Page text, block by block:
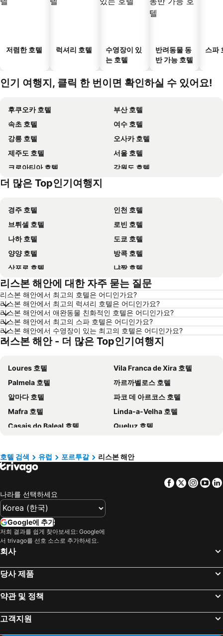
저렴한 호텔 럭셔리 호텔
수영장이 있
는 호텔
반려동물 동
반 가능 호텔
스파
인기 여행지, 클릭 한 번이면 확인하실 수 있어요!
후쿠오카 호텔
부산 호텔
속초 호텔
여수 호텔
강릉 호텔
오사카 호텔
제주도 호텔
서울 호텔
크로아티아 호텔
강원도 호텔
괌 호텔
더 많은 Top인기여행지
경주 호텔
인천 호텔
브뤼셀 호텔
로빈 호텔
나하 호텔
도쿄 호텔
양양 호텔
방콕 호텔
삿포로 호텔
냐짱 호텔
나고야 호텔
대전 호텔
제주시 호텔
다낭 호텔
삼척 호텔
평창 호텔
고성 호텔
목포 호텔
오키나와 호텔
산토리니섬 호텔
보홀 호텔
한국 호텔
타이페이 호텔
타이중 호텔
경기도 호텔
유럽 호텔
경상남도 호텔
보라카이 호텔
크레타 섬 호텔
Paris 호텔
밀로섬 호텔
크로아티아 해안 호텔
대만 호텔
리스본 해안에 대한 자주 묻는 질문
리스본 해안에서 최고의 호텔은 어디인가요?
리스본 해안에서 최고의 럭셔리 호텔은 어디인가요?
리스본 해안에서 애완동물 친화적인 호텔은 어디인가요?
리스본 해안에서 최고의 스파 호텔은 어디인가요?
리스본 해안에서 수영장이 있는 최고의 호텔은 어디인가요?
리스본 해안 - 더 많은 Top인기여행지
Loures 호텔
Vila Franca de Xira 호텔
Palmela 호텔
까르까벨로스 호텔
알마다 호텔
파코 데 아르코스 호텔
Mafra 호텔
Linda-a-Velha 호텔
Casais do Baleal 호텔
Queluz 호텔
Amora 호텔
Moledo 호텔
몬티주 호텔
호텔 검색 유럽 포르투갈 리스본 해안
Facebook
Twitter
나라를 선택하세요
Google에 추가
저희 결과를 쉽게 찾아보세요: Google에
서 trivago를 선호 소스로 추가하세요.
회사
당사 제품
약관 및 정책
고객지원